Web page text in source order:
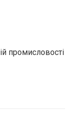
промисловості